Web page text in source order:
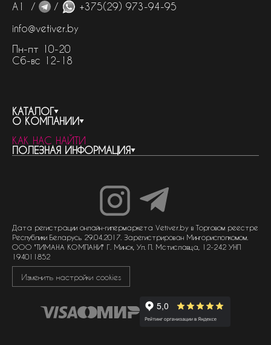
А1 /
/
+375(29) 973-94-95
info@vetiver.by
Пн-пт 10-20
Сб-вс 12-18
КАТАЛОГ
весь каталог
бренды
женская парфюмерия
мужская парфюмерия
унисекс парфюмерия
О КОМПАНИИ
контакты
о компании
доставка и оплата
КАК НАС НАЙТИ
ПОЛЕЗНАЯ ИНФОРМАЦИЯ
как совершить покупку
политика обработки персональных данных
политика обработки файлов cookie
Дата регистрации онлайн-гипермаркета Vetiver.by в Торговом реестре
Республики Беларусь 29.04.2017. Зарегистрирован Мингорисполкомом.
ООО "ТИМАНА КОМПАНИ" Г. Минск, Ул. П. Мстиславца, 12-242 УНП
194011852
Изменить настройки cookies